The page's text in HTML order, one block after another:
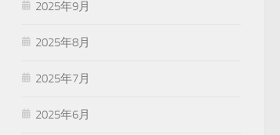
2025年9月
2025年8月
2025年7月
2025年6月